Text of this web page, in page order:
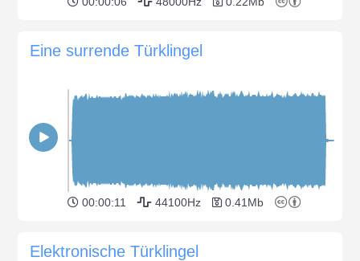
Eine surrende Türklingel
00:00:11 44100Hz 0.41Mb
Elektronische Türklingel